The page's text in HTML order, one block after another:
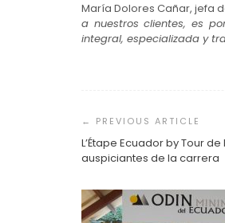
María Dolores Cañar, jefa
a nuestros clientes, es
integral, especializada y
de
entradas
L’Étape Ecuador by Tour
auspiciantes de la carrera